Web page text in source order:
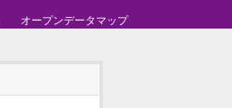
オープンデータマップ